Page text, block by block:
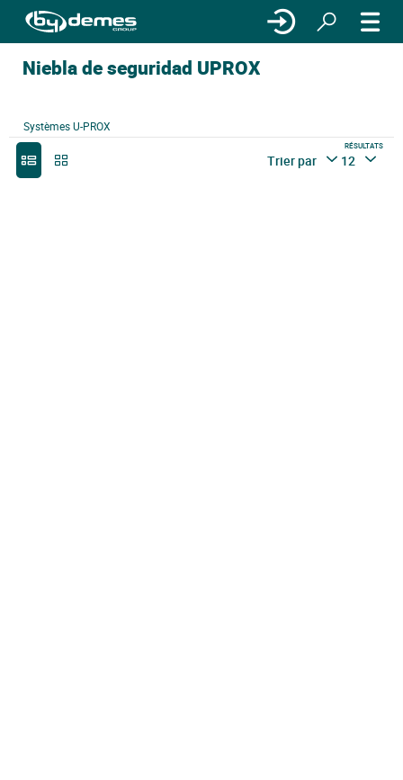
Niebla de seguridad UPROX
Systèmes U-PROX
Trier par
RÉSULTATS
12